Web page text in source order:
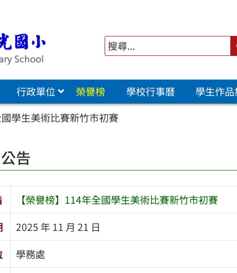
行政單位 榮譽榜 學校行事曆 學生作品
國學生美術比賽新竹市初賽
告
【榮譽榜】114年全國學生美術比賽新竹市初賽
2025 年 11 月 21 日
學務處